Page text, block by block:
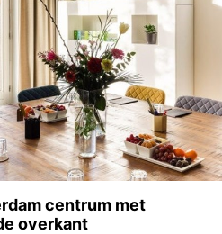
centrum met
overkant